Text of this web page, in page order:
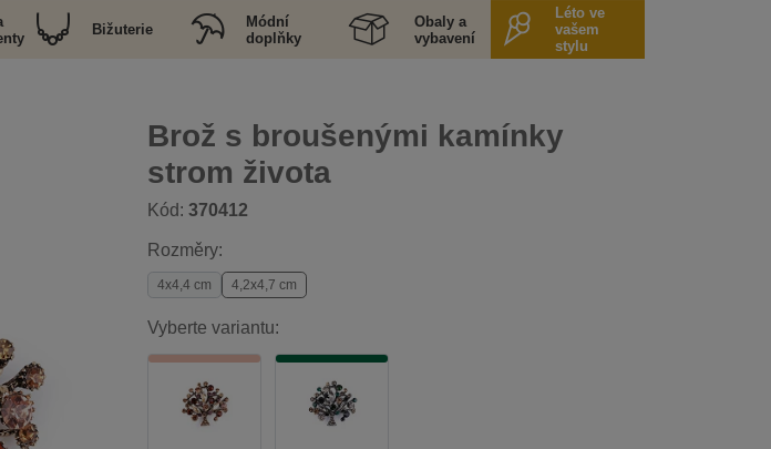
Bižuterie
Módní
doplňky
Obaly a
vybavení
Léto ve
vašem
stylu
Brož s broušenými kamínky
strom života
Kód: 370412
Rozměry:
4x4,4 cm 4,2x4,7 cm
Vyberte variantu: